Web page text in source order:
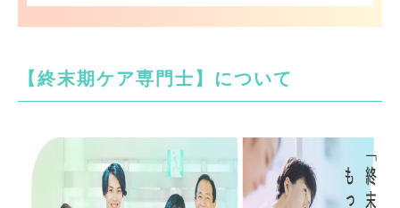
【終末期ケア専門士】について